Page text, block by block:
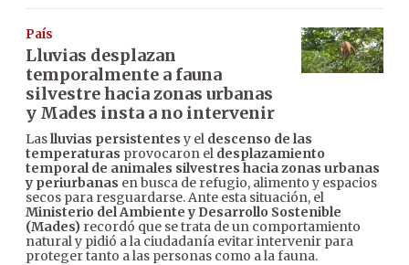
País
Lluvias desplazan
temporalmente a fauna
silvestre hacia zonas urbanas
y Mades insta a no intervenir
Laslluvias persistentes y el descenso de las
temperaturas provocaron el desplazamiento
temporal de animales silvestres hacia zonas urbanas
y periurbanas en busca de refugio, alimento y espacios
secos para resguardarse. Ante esta situación, el
Ministerio del Ambiente y Desarrollo Sostenible
(Mades) recordó que se trata de un comportamiento
natural y pidió a la ciudadanía evitar intervenir para
proteger tanto a las personas como a la fauna.